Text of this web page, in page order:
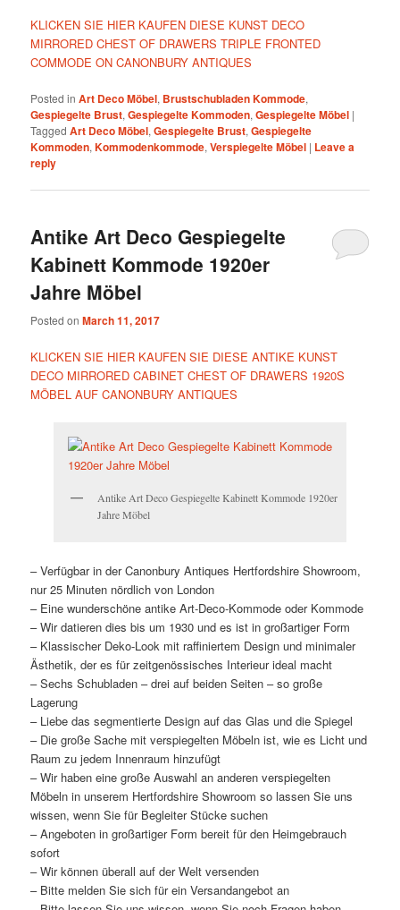
KLICKEN SIE HIER KAUFEN DIESE KUNST DECO
MIRRORED CHEST OF DRAWERS TRIPLE FRONTED
COMMODE ON CANONBURY ANTIQUES
Posted in Art Deco Möbel, Brustschubladen Kommode,
Gespiegelte Brust,Gespiegelte Kommoden,Gespiegelte Möbel |
Tagged Art Deco Möbel,Gespiegelte Brust,Gespiegelte
Kommoden,Kommodenkommode,Verspiegelte Möbel | Leave a
reply
Antike Art Deco Gespiegelte
Kabinett Kommode 1920er
Jahre Möbel
Posted onMarch 11, 2017
KLICKEN SIE HIER KAUFEN SIE DIESE ANTIKE KUNST
DECO MIRRORED CABINET CHEST OF DRAWERS 1920S
MÖBEL AUF CANONBURY ANTIQUES
Antike Art Deco Gespiegelte Kabinett Kommode 1920er
Jahre Möbel
– Verfügbar in der Canonbury Antiques Hertfordshire Showroom,
nur 25 Minuten nördlich von London
– Eine wunderschöne antike Art-Deco-Kommode oder Kommode
– Wir datieren dies bis um 1930 und es ist in großartiger Form
– Klassischer Deko-Look mit raffiniertem Design und minimaler
Ästhetik, der es für zeitgenössisches Interieur ideal macht
– Sechs Schubladen – drei auf beiden Seiten – so große
Lagerung
– Liebe das segmentierte Design auf das Glas und die Spiegel
– Die große Sache mit verspiegelten Möbeln ist, wie es Licht und
Raum zu jedem Innenraum hinzufügt
– Wir haben eine große Auswahl an anderen verspiegelten
Möbeln in unserem Hertfordshire Showroom so lassen Sie uns
wissen, wenn Sie für Begleiter Stücke suchen
– Angeboten in großartiger Form bereit für den Heimgebrauch
sofort
– Wir können überall auf der Welt versenden
– Bitte melden Sie sich für ein Versandangebot an